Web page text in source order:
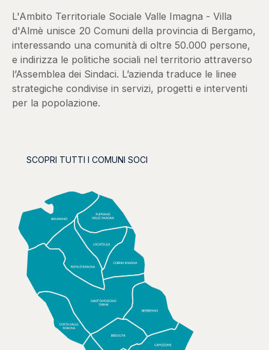
L'Ambito Territoriale Sociale Valle Imagna - Villa
d'Almè unisce 20 Comuni della provincia di Bergamo,
interessando una comunità di oltre 50.000 persone,
e indirizza le politiche sociali nel territorio attraverso
l’Assemblea dei Sindaci. L’azienda traduce le linee
strategiche condivise in servizi, progetti e interventi
per la popolazione.
SCOPRI TUTTI I COMUNI SOCI